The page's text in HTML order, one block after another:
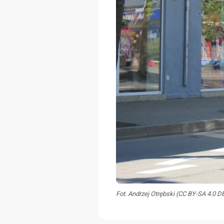
Fot. Andrzej Otrębski (CC BY-SA 4.0